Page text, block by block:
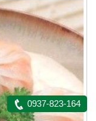
0937-823-164